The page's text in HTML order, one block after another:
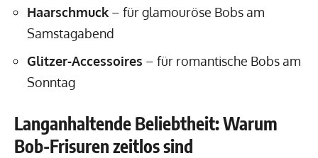
Haarschmuck – für glamouröse Bobs am
Samstagabend
Glitzer-Accessoires – für romantische Bobs am
Sonntag
Langanhaltende Beliebtheit: Warum
Bob-Frisuren zeitlos sind